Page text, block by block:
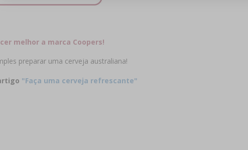
melhor a marca Coopers!
preparar uma cerveja australiana!
"Faça uma cerveja refrescante"